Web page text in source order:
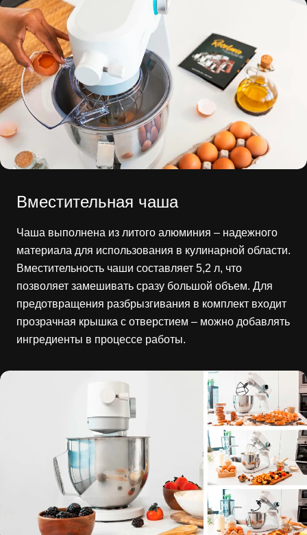
Вместительная чаша
Чаша выполнена из литого алюминия – надежного
материала для использования в кулинарной области.
Вместительность чаши составляет 5,2 л, что
позволяет замешивать сразу большой объем. Для
предотвращения разбрызгивания в комплект входит
прозрачная крышка с отверстием – можно добавлять
ингредиенты в процессе работы.